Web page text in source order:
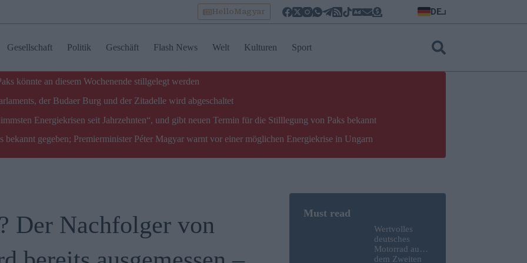
HelloMagyar DE
Gesellschaft Politik Geschäft Flash News Welt Kulturen Sport
könnte an diesem Wochenende stillgelegt werden
der Budaer Burg und der Zitadelle wird abgeschaltet
Energiekrisen seit Jahrzehnten“, und gibt neuen Termin für die Stilllegung von Paks bekannt
gegeben; Premierminister Péter Magyar warnt vor einer möglichen Energiekrise in Ungarn
Der Nachfolger von
Wertvolles
deutsches
Motorrad aus
dem Zweiten